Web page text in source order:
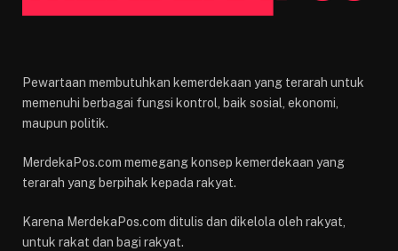
Pewartaan membutuhkan kemerdekaan yang terarah untuk
memenuhi berbagai fungsi kontrol, baik sosial, ekonomi,
maupun politik.
MerdekaPos.com memegang konsep kemerdekaan yang
terarah yang berpihak kepada rakyat.
Karena MerdekaPos.com ditulis dan dikelola oleh rakyat,
untuk rakat dan bagi rakyat.